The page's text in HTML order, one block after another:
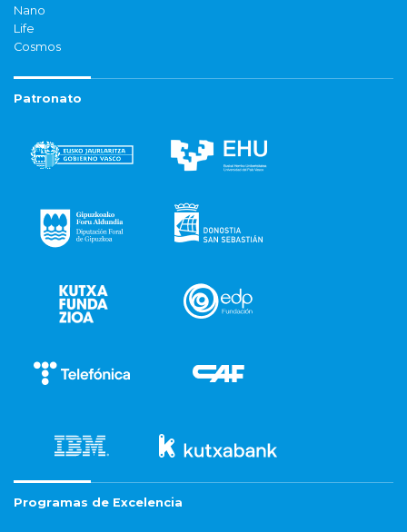
Nano
Life
Cosmos
Patronato
Programas de Excelencia